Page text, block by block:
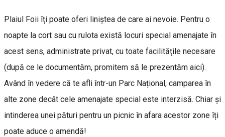
Plaiul Foii îți poate oferi liniștea de care ai nevoie. Pentru o
noapte la cort sau cu rulota există locuri special amenajate în
acest sens, administrate privat, cu toate facilitățile necesare
(după ce le documentăm, promitem să le prezentăm aici).
Având în vedere că te afli într-un Parc Național, camparea în
alte zone decât cele amenajate special este interzisă. Chiar și
intinderea unei pături pentru un picnic în afara acestor zone îți
poate aduce o amendă!